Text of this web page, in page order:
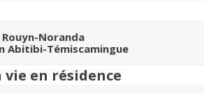
Noranda
Abitibi-Témiscamingue
en résidence